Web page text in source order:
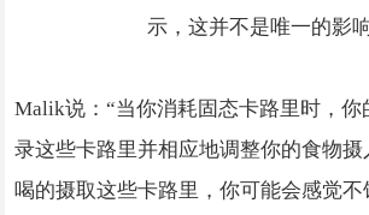
示，这并不是唯一的影响
Malik说：“当你消耗固态卡路里时，你
录这些卡路里并相应地调整你的食物摄
喝的摄取这些卡路里，你可能会感觉